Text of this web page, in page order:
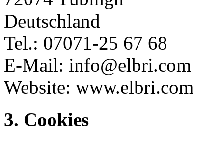
Deutschland
Tel.: 07071-25 67 68
E-Mail: info@elbri.com
Website: www.elbri.com
3. Cookies